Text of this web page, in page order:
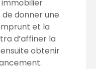
donner une
et la
d’affiner la
obtenir